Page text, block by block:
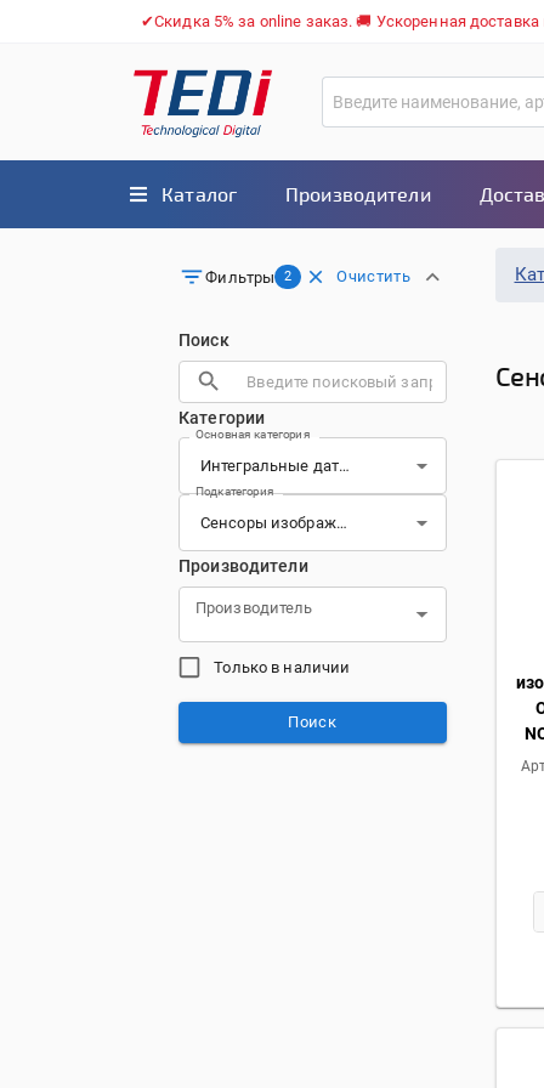
✔Скидка 5% за online заказ. 🚚 Ускоренная
Каталог Производители
Фильтры 2 Очистить
Поиск
Категории
Основная категория
Подкатегория
Производители
Производитель
Только в наличии
Поиск